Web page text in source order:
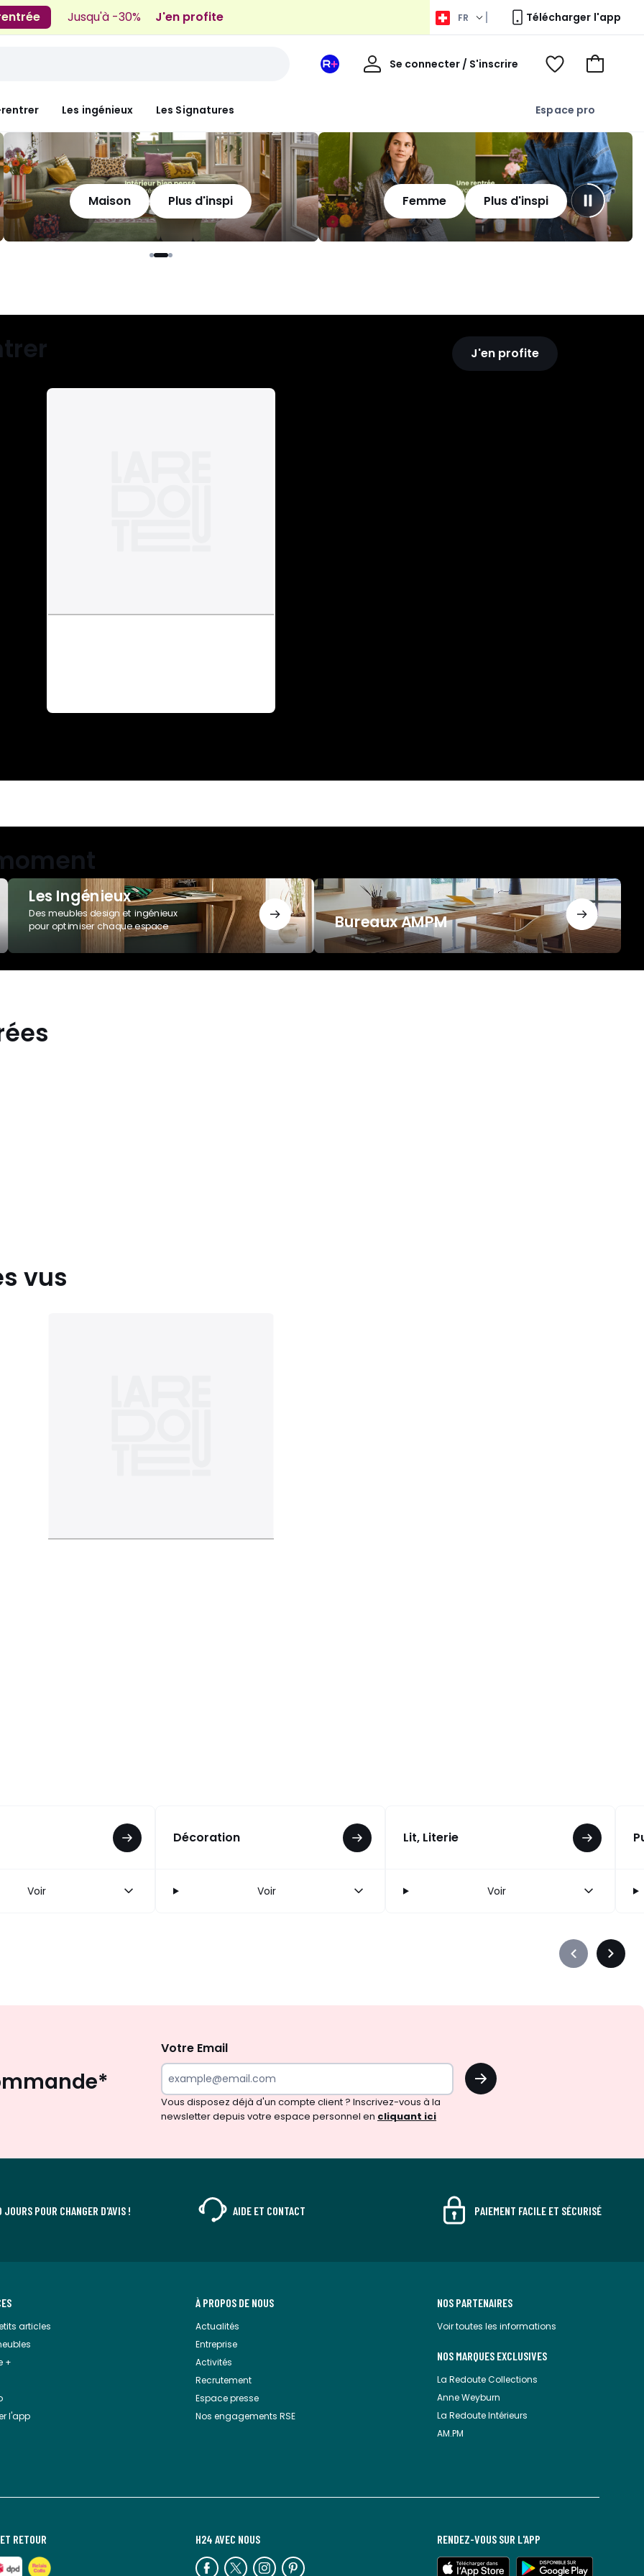
Jusqu'à -30% J'en profite FR Télécharger l'app
Les ingénieux Les Signatures Espace pro
Votre
Se connecter / S'inscrire
Bienvenue
Voir
Aller
Maison Plus d'inspi Femme Plus d'inspi
J'en profite
Les Ingénieux
Des meubles design et ingénieux
pour optimiser chaque espace
Les
Ingénieux
Bureaux AMPM
Bureaux
AMPM
vus
Voir
Décoration
Voir
Lit, Literie
Voir
Précédent
la
newsletter
Votre Email
OK
Vous disposez déjà d'un compte client ? Inscrivez-vous à la
newsletter depuis votre espace personnel en cliquant ici
JOURS POUR CHANGER D'AVIS ! AIDE ET CONTACT PAIEMENT FACILE ET SÉCURISÉ
articles
+
l'app
À PROPOS DE NOUS
Actualités
Entreprise
Activités
Recrutement
Espace presse
Nos engagements RSE
NOS PARTENAIRES
Voir toutes les informations
NOS MARQUES EXCLUSIVES
La Redoute Collections
Anne Weyburn
La Redoute Intérieurs
AM.PM
RETOUR H24 AVEC NOUS RENDEZ-VOUS SUR L'APP